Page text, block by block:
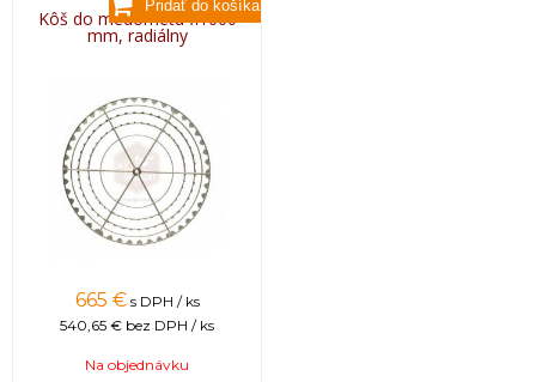
Kôš do medometu fi1000
mm, radiálny
665 € s DPH / ks
540,65 € bez DPH / ks
Na objednávku